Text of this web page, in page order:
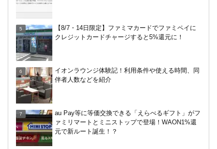
還元率2%キャンペーン！2/1～3/31
が可能に！月末のみ残高200万円必要。1/1～
～
【8/7・14日限定】ファミマカードでファミペイに
クレジットカードチャージすると5%還元に！
イオンラウンジ体験記！利用条件や使える時間、同
伴者人数などを紹介
au Pay等に等価交換できる「えらべるギフト」がフ
ァミリマートとミニストップで登場！WAON1%還
元で新ルート誕生！？